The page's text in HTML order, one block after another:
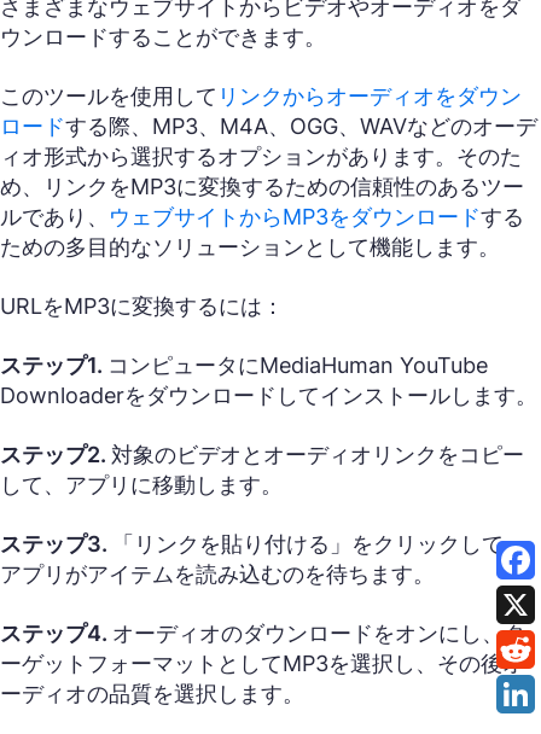
さまざまなウェブサイトからビデオやオーディオをダ
ウンロードすることができます。
このツールを使用して リンクからオーディオをダウン
ロードする際、MP3、M4A、OGG、WAVなどのオーデ
ィオ形式から選択するオプションがあります。そのた
め、リンクをMP3に変換するための信頼性のあるツー
ルであり、 ウェブサイトからMP3をダウンロードする
ための多目的なソリューションとして機能します。
URLをMP3に変換するには：
ステップ1. コンピュータにMediaHuman YouTube
Downloaderをダウンロードしてインストールします。
ステップ2. 対象のビデオとオーディオリンクをコピー
して、アプリに移動します。
ステップ3.
「リンクを貼り付ける」をクリックして、
アプリがアイテムを読み込むのを待ちます。
ステップ4. オーディオのダウンロードをオンにし、タ
ーゲットフォーマットとしてMP3を選択し、その後オ
ーディオの品質を選択します。